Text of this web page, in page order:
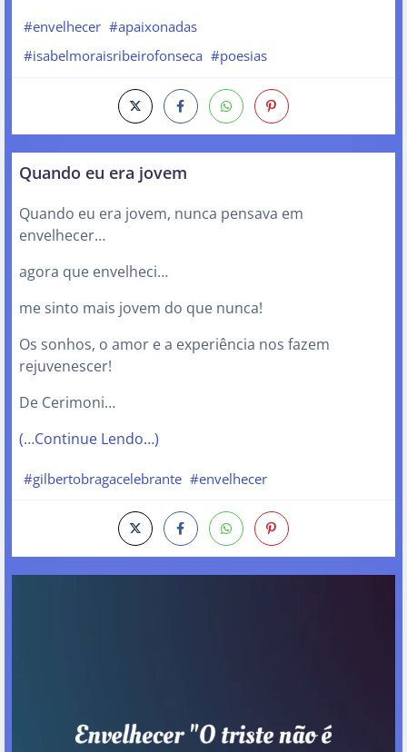
#envelhecer #apaixonadas
#isabelmoraisribeirofonseca #poesias
Quando eu era jovem
Quando eu era jovem, nunca pensava em
envelhecer…
agora que envelheci…
me sinto mais jovem do que nunca!
Os sonhos, o amor e a experiência nos fazem
rejuvenescer!
De Cerimoni…
(…Continue Lendo…)
#gilbertobragacelebrante #envelhecer